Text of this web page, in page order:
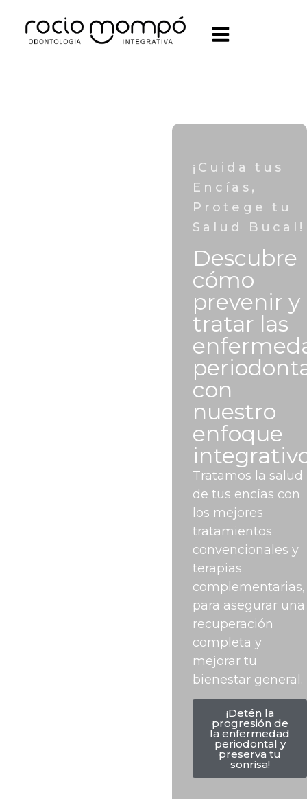
¡Cuida tus
Encías,
Protege tu
Salud Bucal!
Descubre
cómo
prevenir y
tratar las
con
nuestro
enfoque
Tratamos la salud
de tus encías con
los mejores
tratamientos
convencionales y
terapias
complementarias,
para asegurar una
recuperación
completa y
mejorar tu
bienestar general.
¡Detén la
progresión de
la enfermedad
periodontal y
preserva tu
sonrisa!